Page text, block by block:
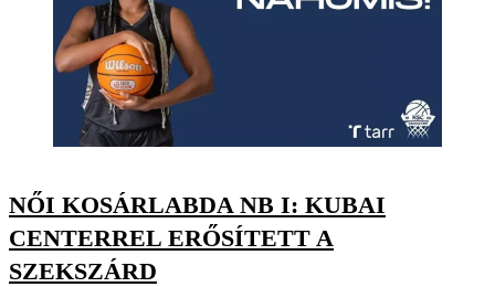
NŐI KOSÁRLABDA NB I: KUBAI
CENTERREL ERŐSÍTETT A
SZEKSZÁRD